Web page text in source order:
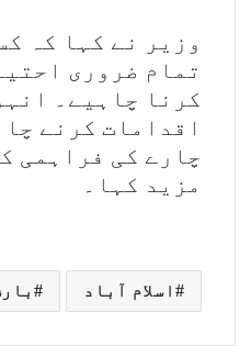
وزیر نے کہا کہ
تمام ضروری
کرنا چاہیے۔
اقدامات کرنے
چارے کی فراہمی
مزید کہا۔
اسلام آباد